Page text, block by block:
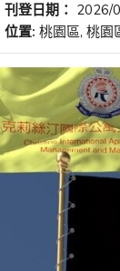
刊登日期： 2026/
位置: 桃園區, 桃園